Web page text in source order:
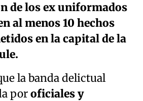
de los ex uniformados
al menos 10 hechos
en la capital de la
la banda delictual
poroficiales y